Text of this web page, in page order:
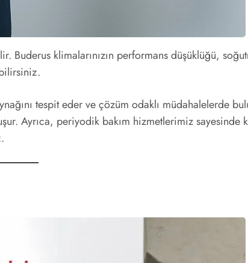
Buderus klimalarınızın performans düşüklüğü,
tespit eder ve çözüm odaklı müdahalelerde
Ayrıca, periyodik bakım hizmetlerimiz sayesinde